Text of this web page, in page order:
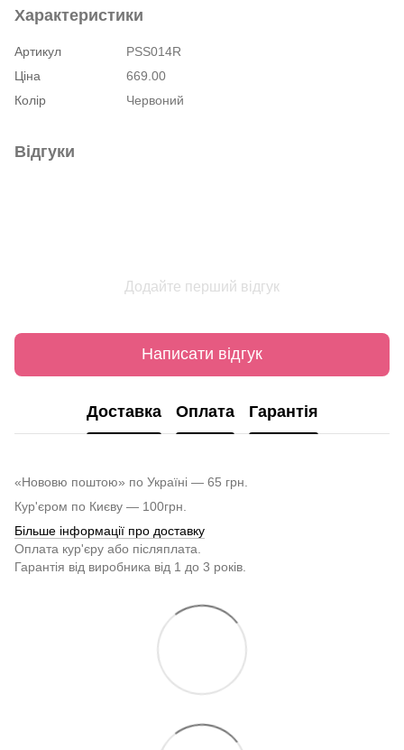
Характеристики
Артикул
PSS014R
Ціна
669.00
Колір
Червоний
Відгуки
Додайте перший відгук
Написати відгук
Доставка Оплата Гарантія
«Нововю поштою» по Україні — 65 грн.
Кур'єром по Києву — 100грн.
Більше інформації про доставку
Оплата кур'єру або післяплата.
Гарантія від виробника від 1 до 3 років.